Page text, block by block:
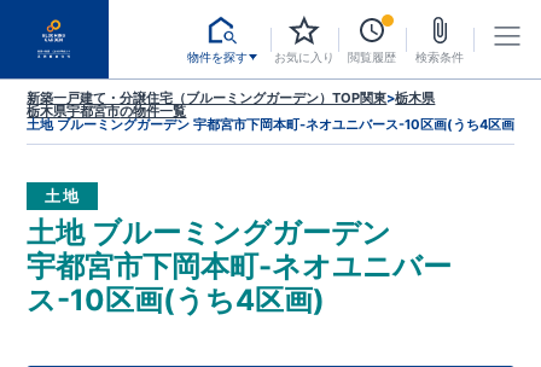
物件を探す お気に入り 閲覧履歴 検索条件
新築一戸建て・分譲住宅（ブルーミングガーデン）TOP関東>栃木県
栃木県宇都宮市の物件一覧
土地 ブルーミングガーデン 宇都宮市下岡本町-ネオユニバース-10区画(うち4区画)
土地
土地 ブルーミングガーデン
宇都宮市下岡本町-ネオユニバー
ス-10区画(うち4区画)